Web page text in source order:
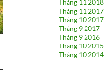
Tháng 11 2018
Tháng 11 2017
Tháng 10 2017
Tháng 9 2017
Tháng 9 2016
Tháng 10 2015
Tháng 10 2014